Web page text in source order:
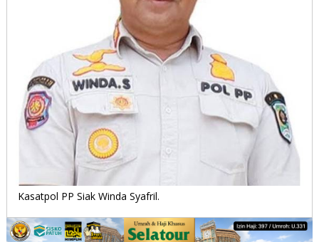
Kasatpol PP Siak Winda Syafril.